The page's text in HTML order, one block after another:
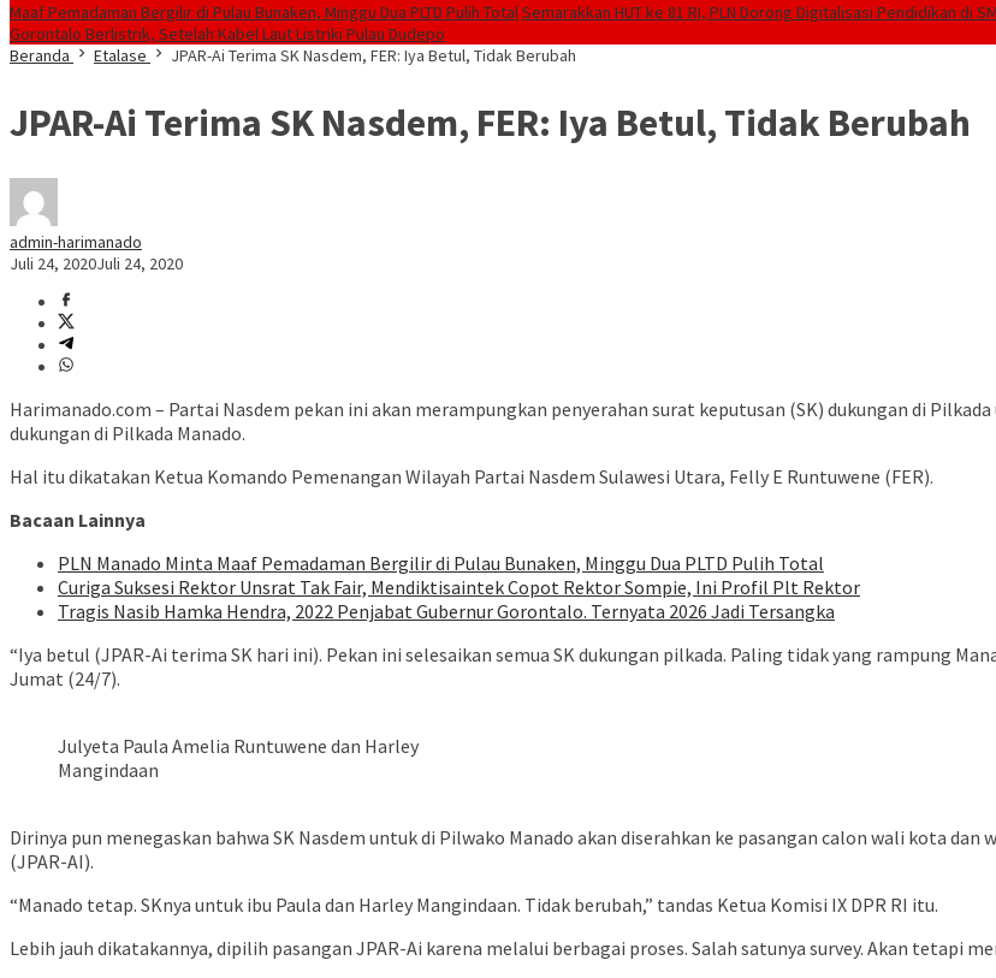
Maaf Pemadaman Bergilir di Pulau Bunaken, Minggu Dua PLTD Pulih TotalSemarakkan HUT ke 81 RI, PLN Dorong Digitalisasi Pendidikan di
Gorontalo Berlistrik, Setelah Kabel Laut Listriki Pulau Dudepo
Beranda
Etalase JPAR-Ai Terima SK Nasdem, FER: Iya Betul, Tidak Berubah
JPAR-Ai Terima SK Nasdem, FER: Iya Betul, Tidak Berubah
admin-harimanado
Juli 24, 2020Juli 24, 2020
Harimanado.com – Partai Nasdem pekan ini akan merampungkan penyerahan surat keputusan (SK) dukungan di
dukungan di Pilkada Manado.
Hal itu dikatakan Ketua Komando Pemenangan Wilayah Partai Nasdem Sulawesi Utara, Felly E Runtuwene (FER).
Bacaan Lainnya
PLN Manado Minta Maaf Pemadaman Bergilir di Pulau Bunaken, Minggu Dua PLTD Pulih Total
Curiga Suksesi Rektor Unsrat Tak Fair, Mendiktisaintek Copot Rektor Sompie, Ini Profil Plt Rektor
Tragis Nasib Hamka Hendra, 2022 Penjabat Gubernur Gorontalo. Ternyata 2026 Jadi Tersangka
“Iya betul (JPAR-Ai terima SK hari ini). Pekan ini selesaikan semua SK dukungan pilkada. Paling tidak yang rampung
Jumat (24/7).
Julyeta Paula Amelia Runtuwene dan Harley
Mangindaan
Dirinya pun menegaskan bahwa SK Nasdem untuk di Pilwako Manado akan diserahkan ke pasangan calon wali kota
(JPAR-AI).
“Manado tetap. SKnya untuk ibu Paula dan Harley Mangindaan. Tidak berubah,” tandas Ketua Komisi IX DPR RI itu.
Lebih jauh dikatakannya, dipilih pasangan JPAR-Ai karena melalui berbagai proses. Salah satunya survey. Akan tetapi